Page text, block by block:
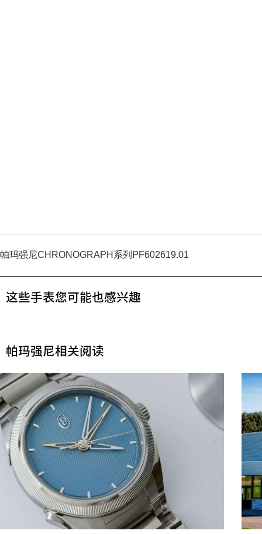
帕玛强尼CHRONOGRAPH系列PF602619.01
这些手表您可能也感兴趣
帕玛强尼相关阅读